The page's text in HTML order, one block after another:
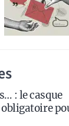
: le casque